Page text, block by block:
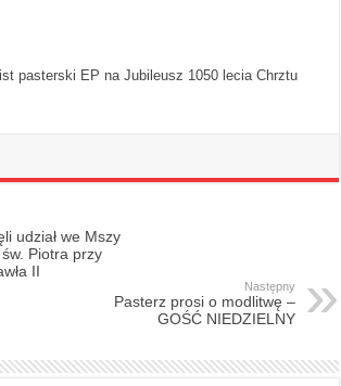
List pasterski EP na Jubileusz 1050 lecia Chrztu
udział we Mszy
Piotra przy
II
Następny
Pasterz prosi o modlitwę –
GOŚĆ NIEDZIELNY